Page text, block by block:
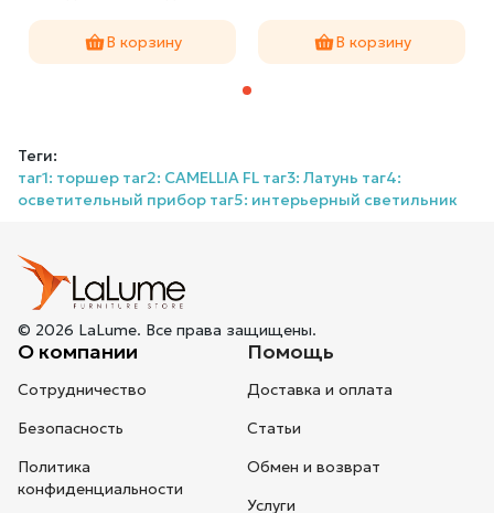
В корзину В корзину
Теги:
таг1: торшер таг2: CAMELLIA FL таг3: Латунь таг4:
осветительный прибор таг5: интерьерный светильник
© 2026 LaLume. Все права защищены.
О компании
Сотрудничество
Безопасность
Политика
конфиденциальности
Помощь
Доставка и оплата
Статьи
Обмен и возврат
Услуги